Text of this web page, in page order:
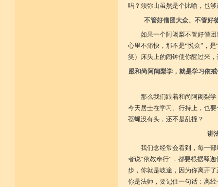
吗？须弥山虽然是个比喻，也
不管好僧团大众、不管好
如果一个阿阇梨不管好僧
心里不痛快，那不是“悦众”，
笑）床头上的闹钟使你醒过来
跟和尚阿阇梨学，就是学习依
那么我们跟着和尚阿阇梨
今天居士在学习、行持上，也
苍蝇没有头，还不是乱撞？
讲
我们念经常会看到，每一
者说“依教奉行”，都要根据释
步，你就是岐途，因为你离开
你是法师，要记住一句话：离